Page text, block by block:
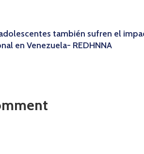
también sufren el
en Venezuela- REDHNNA